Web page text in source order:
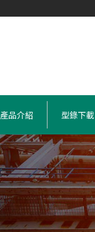
產品介紹 型錄下載